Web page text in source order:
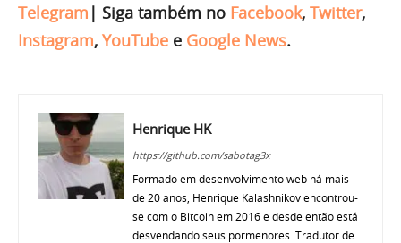
Telegram | Siga também no Facebook, Twitter,
Instagram, YouTube e Google News.
Henrique HK
https://github.com/sabotag3x
Formado em desenvolvimento web há mais
de 20 anos, Henrique Kalashnikov encontrou-
se com o Bitcoin em 2016 e desde então está
desvendando seus pormenores. Tradutor de